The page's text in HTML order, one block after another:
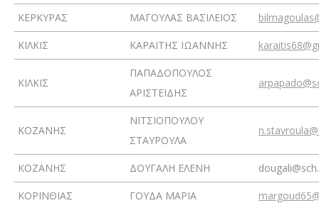
ΚΕΡΚΥΡΑΣ ΜΑΓΟΥΛΑΣ ΒΑΣΙΛΕΙΟΣ
ΚΙΛΚΙΣ ΚΑΡΑΪΤΗΣ ΙΩΑΝΝΗΣ
ΚΙΛΚΙΣ
ΠΑΠΑΔΟΠΟΥΛΟΣ
ΑΡΙΣΤΕΙΔΗΣ
ΚΟΖΑΝΗΣ
ΝΙΤΣΙΟΠΟΥΛΟΥ
ΣΤΑΥΡΟΥΛΑ
ΚΟΖΑΝΗΣ ΔΟΥΓΑΛΗ ΕΛΕΝΗ
ΚΟΡΙΝΘΙΑΣ ΓΟΥΔΑ ΜΑΡΙΑ